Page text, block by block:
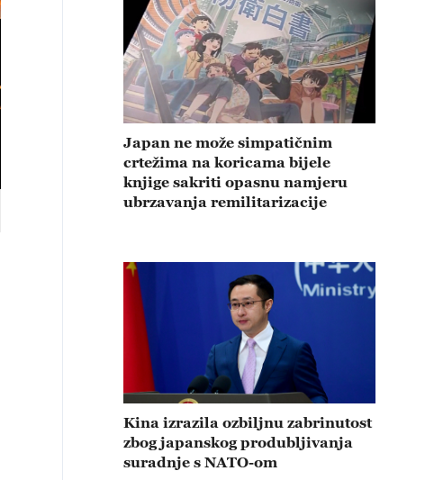
Japan ne može simpatičnim
crtežima na koricama bijele
knjige sakriti opasnu namjeru
ubrzavanja remilitarizacije
Kina izrazila ozbiljnu zabrinutost
zbog japanskog produbljivanja
suradnje s NATO-om